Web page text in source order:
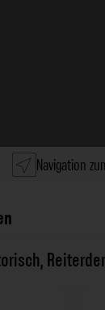
Navigation
,